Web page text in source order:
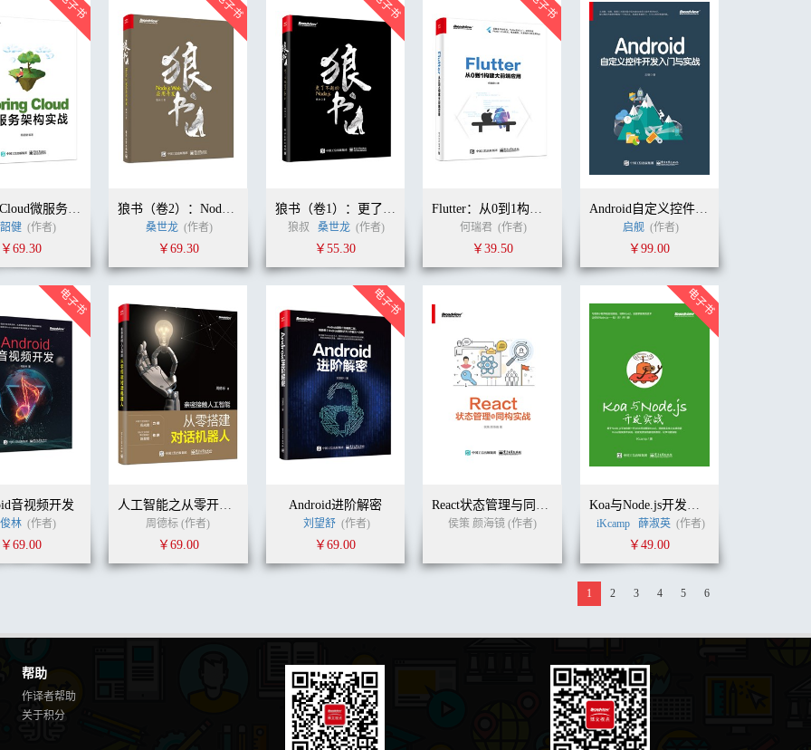
Spring Cloud微服务架构实战
健 (作者)
￥69.30
狼书（卷2）：Node.js Web应用开发
桑世龙 (作者)
￥69.30
狼书（卷1）：更了不起的Node.js
狼叔 桑世龙 (作者)
￥55.30
Flutter：从0到1构建大前端应用
何瑞君 (作者)
￥39.50
Android自定义控件开发入门与实战
启舰 (作者)
￥99.00
音视频开发
林 (作者)
￥69.00
人工智能之从零开始搭建一个对话机器人系统
周德标 (作者)
￥69.00
Android进阶解密
刘望舒 (作者)
￥69.00
React状态管理与同构实战
侯策 颜海镜 (作者)
Koa与Node.js开发实战
iKcamp 薛淑英 (作者)
￥49.00
1 2 3 4 5 6
帮助
作译者帮助
关于积分